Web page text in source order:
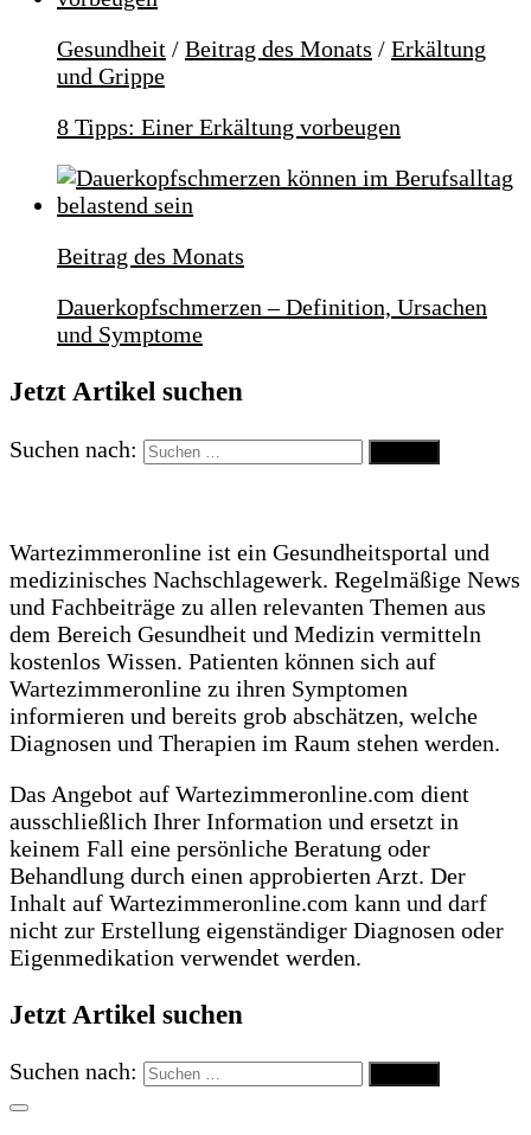
Gesundheit / Beitrag des Monats / Erkältung
und Grippe
8 Tipps: Einer Erkältung vorbeugen
Beitrag des Monats
Dauerkopfschmerzen – Definition, Ursachen
und Symptome
Jetzt Artikel suchen
Suchen nach:
Wartezimmeronline ist ein Gesundheitsportal und
medizinisches Nachschlagewerk. Regelmäßige News
und Fachbeiträge zu allen relevanten Themen aus
dem Bereich Gesundheit und Medizin vermitteln
kostenlos Wissen. Patienten können sich auf
Wartezimmeronline zu ihren Symptomen
informieren und bereits grob abschätzen, welche
Diagnosen und Therapien im Raum stehen werden.
Das Angebot auf Wartezimmeronline.com dient
ausschließlich Ihrer Information und ersetzt in
keinem Fall eine persönliche Beratung oder
Behandlung durch einen approbierten Arzt. Der
Inhalt auf Wartezimmeronline.com kann und darf
nicht zur Erstellung eigenständiger Diagnosen oder
Eigenmedikation verwendet werden.
Jetzt Artikel suchen
Suchen nach: